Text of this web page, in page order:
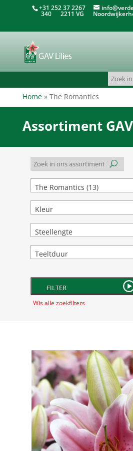
+31 252 37 2267
340 2211 VG
Home» The Romantics
Assortiment
The Romantics (13)
Kleur
Steellengte
Teeltduur
FILTER
Wis alle zoekfilters